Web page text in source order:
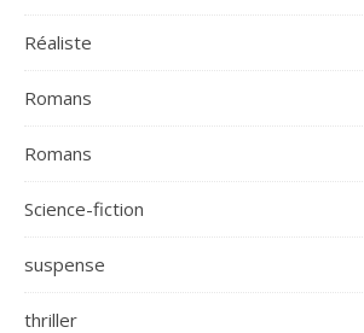
Réaliste
Romans
Romans
Science-fiction
suspense
thriller